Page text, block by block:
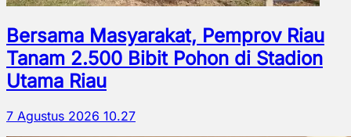
Bersama Masyarakat, Pemprov Riau
Tanam 2.500 Bibit Pohon di Stadion
Utama Riau
7 Agustus 2026 10.27